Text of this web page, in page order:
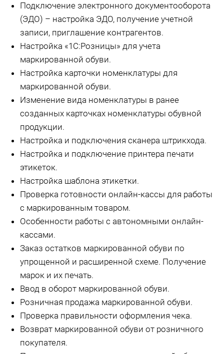
Подключение электронного документооборота
(ЭДО) – настройка ЭДО, получение учетной
записи, приглашение контрагентов.
Настройка «1С:Розницы» для учета
маркированной обуви.
Настройка карточки номенклатуры для
маркированной обуви.
Изменение вида номенклатуры в ранее
созданных карточках номенклатуры обувной
продукции.
Настройка и подключения сканера штрикхода.
Настройка и подключение принтера печати
этикеток.
Настройка шаблона этикетки.
Проверка готовности онлайн-кассы для работы
с маркированным товаром.
Особенности работы с автономными онлайн-
кассами.
Заказ остатков маркированной обуви по
упрощенной и расширенной схеме. Получение
марок и их печать.
Ввод в оборот маркированной обуви.
Розничная продажа маркированной обуви.
Проверка правильности оформления чека.
Возврат маркированной обуви от розничного
покупателя.